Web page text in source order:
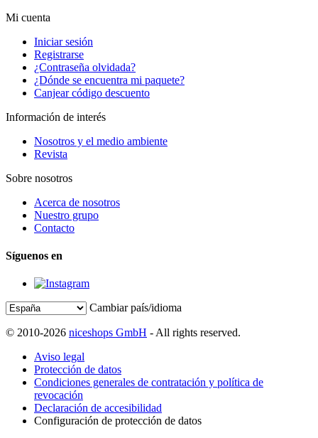
Mi cuenta
Iniciar sesión
Registrarse
¿Contraseña olvidada?
¿Dónde se encuentra mi paquete?
Canjear código descuento
Información de interés
Nosotros y el medio ambiente
Revista
Sobre nosotros
Acerca de nosotros
Nuestro grupo
Contacto
Síguenos en
Cambiar país/idioma
© 2010-2026 niceshops GmbH - All rights reserved.
Aviso legal
Protección de datos
Condiciones generales de contratación y política de
revocación
Declaración de accesibilidad
Configuración de protección de datos